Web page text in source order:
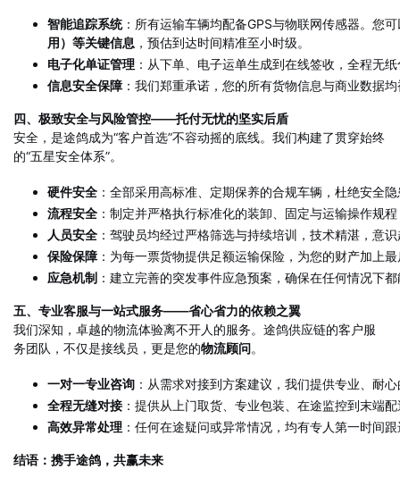
智能追踪系统：所有运输车辆均配备GPS与物联网传感器。您
用）等关键信息 ，预估到达时间精准至小时级。
电子化单证管理 ：从下单、电子运单生成到在线签收，全程无
信息安全保障 ：我们郑重承诺，您的所有货物信息与商业数据
四、极致安全与风险管控——托付无忧的坚实后盾
安全，是途鸽成为“客户首选”不容动摇的底线。我们构建了贯穿始终
的“五星安全体系”。
硬件安全 ：全部采用高标准、定期保养的合规车辆，杜绝安全
流程安全 ：制定并严格执行标准化的装卸、固定与运输操作规
人员安全 ：驾驶员均经过严格筛选与持续培训，技术精湛，意
保险保障 ：为每一票货物提供足额运输保险，为您的财产加上
应急机制 ：建立完善的突发事件应急预案，确保在任何情况下
五、专业客服与一站式服务——省心省力的依赖之翼
我们深知，卓越的物流体验离不开人的服务。途鸽供应链的客户服
务团队，不仅是接线员，更是您的物流顾问。
一对一专业咨询 ：从需求对接到方案建议，我们提供专业、耐
全程无缝对接 ：提供从上门取货、专业包装、在途监控到末端
高效异常处理 ：任何在途疑问或异常情况，均有专人第一时间
结语：携手途鸽，共赢未来